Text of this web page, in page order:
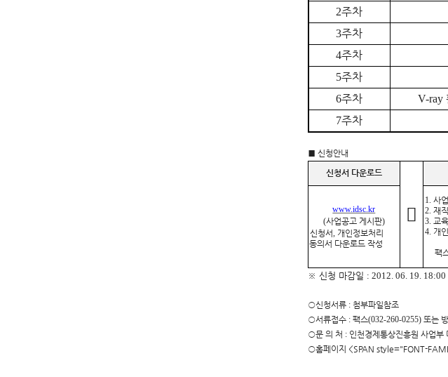
2주차
3주차
4주차
5주차
6주차 V-ray
7주차
■ 신청안내
신청서 다운로드

www.idsc.kr
(사업공고 게시판)
신청서, 개인정보처리
동의서 다운로드 작성
1.사
2.재
3.교
4. 개
팩
※ 신청 마감일 : 2012. 06. 19. 18:00
○신청서류 : 첨부파일참조
○서류접수 : 팩스(032-260-0255) 또는
○문 의 처 : 인천경제통상진흥원 사업부
○홈페이지 <SPAN style="FONT-